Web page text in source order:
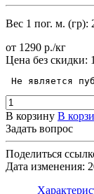
Вес 1 пог. м. (гр):
от 1290 р./кг
Цена без скидки:
Не является
В корзину В
Задать вопрос
Поделиться
Дата изменения: